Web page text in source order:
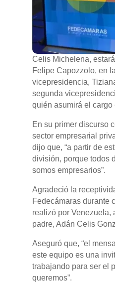
Celis Michelena,
Felipe Capozzolo, en
vicepresidencia,
segunda
quién asumirá el cargo
En su primer discurso
sector empresarial
dijo que, “a partir de
división, porque todos
somos empresarios”.
Agradeció la
Fedecámaras durante
realizó por Venezuela,
padre, Adán Celis
Aseguró que, “el
este equipo es una
trabajando para ser el
queremos”.